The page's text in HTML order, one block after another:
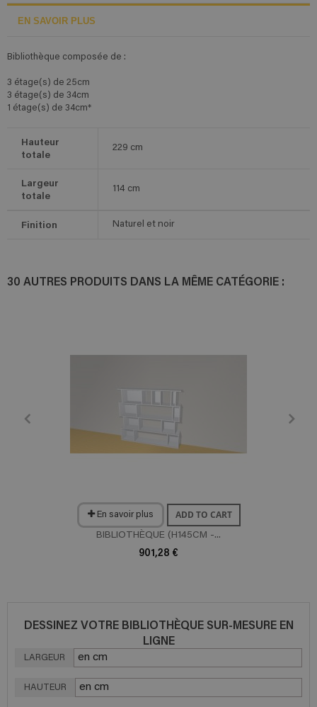
EN SAVOIR PLUS
Bibliothèque composée de :
3 étage(s) de 25cm
3 étage(s) de 34cm
1 étage(s) de 34cm*
Hauteur
totale
229 cm
Largeur
totale
114 cm
Finition Naturel et noir
30 AUTRES PRODUITS DANS LA MÊME CATÉGORIE :
En savoir plus ADD TO CART
BIBLIOTHÈQUE (H145CM -...
901,28 €
DESSINEZ VOTRE BIBLIOTHÈQUE SUR-MESURE EN
LIGNE
LARGEUR
HAUTEUR